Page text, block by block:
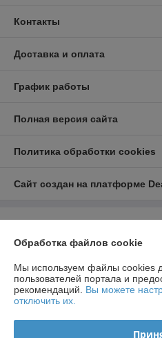
Контакты
Доставка и оплата
График работы
Полная версия сайта
Политика обработки cookies
Сайт создан на платформе
Индивидуальный предприниматель:
Регистрационный номер ЕГР:
УНП: 192050953
Обработка файлов cookie
Мы используем файлы cookies
пользователей портала и
рекомендаций. Вы можете
отключить их.